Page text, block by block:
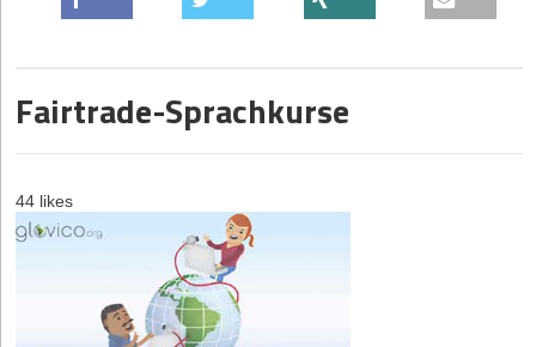
Fairtrade-Sprachkurse
44 likes